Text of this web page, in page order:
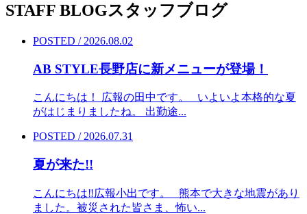
STAFF BLOGスタッフブログ
POSTED / 2026.08.02
AB STYLE長野店に新メニューが登場！
こんにちは！ 広報の田中です。 いよいよ本格的な夏
がはじまりましたね。 出勤途...
POSTED / 2026.07.31
夏が来た!!
こんにちは‼︎広報小出です。 熊本で大きな地震があり
ました。被災された皆さま、怖い...